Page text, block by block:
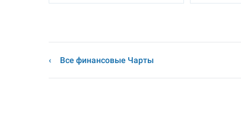
Все финансовые Чарты